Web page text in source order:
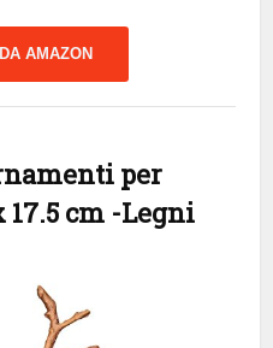
AMAZON
per
17.5 cm -Legni